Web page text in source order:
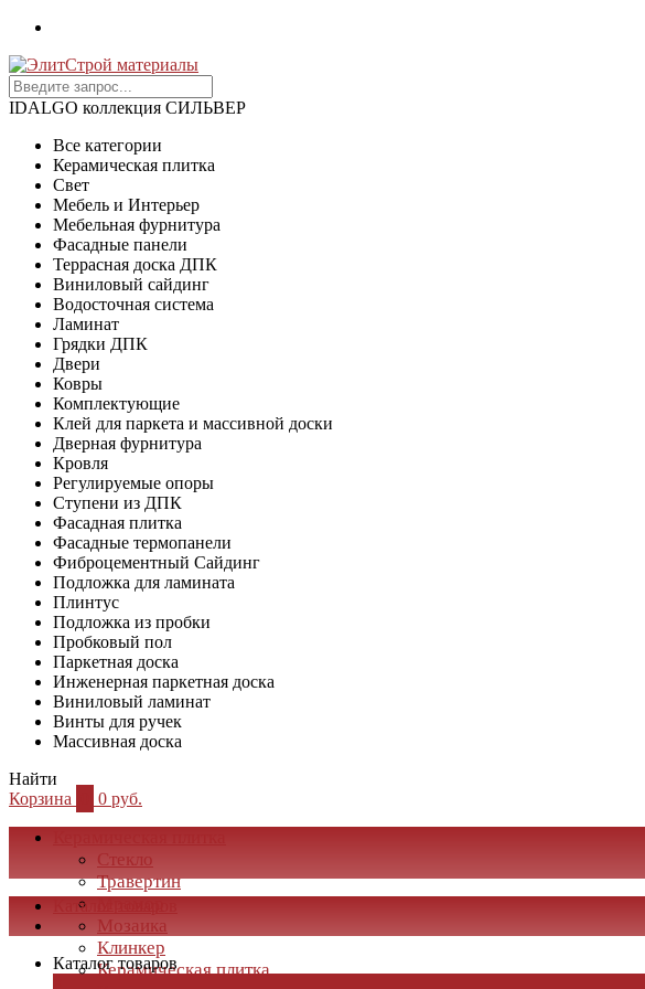
IDALGO коллекция СИЛЬВЕР
Все категории
Керамическая плитка
Свет
Мебель и Интерьер
Мебельная фурнитура
Фасадные панели
Террасная доска ДПК
Виниловый сайдинг
Водосточная система
Ламинат
Грядки ДПК
Двери
Ковры
Комплектующие
Клей для паркета и массивной доски
Дверная фурнитура
Кровля
Регулируемые опоры
Ступени из ДПК
Фасадная плитка
Фасадные термопанели
Фиброцементный Сайдинг
Подложка для ламината
Плинтус
Подложка из пробки
Пробковый пол
Паркетная доска
Инженерная паркетная доска
Виниловый ламинат
Винты для ручек
Массивная доска
Найти
Корзина
0 руб.
Стекло
Травертин
Мрамор
Мозаика
Клинкер
Керамическая плитка
Каталог товаров
Каталог товаров